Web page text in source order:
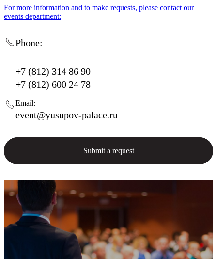
For more information and to make requests, please contact our
events department:
Phone:
+7 (812) 314 86 90
+7 (812) 600 24 78
Email:
event@yusupov-palace.ru
Submit a request